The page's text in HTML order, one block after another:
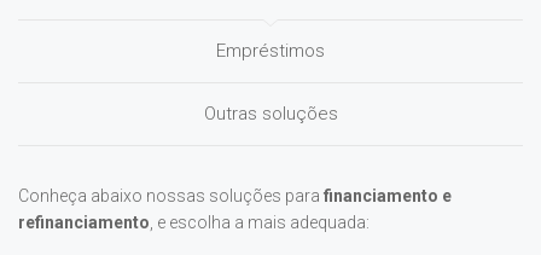
Empréstimos
Outras soluções
Conheça abaixo nossas soluções para financiamento e
refinanciamento , e escolha a mais adequada: